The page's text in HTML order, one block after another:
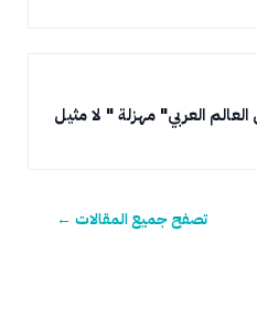
العربي" مهزلة " لا مثيل
تصفح جميع المقالات ←